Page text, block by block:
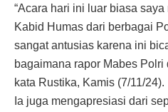
“Acara hari ini luar biasa
Kabid Humas dari berbagai
sangat antusias karena ini
bagaimana rapor Mabes Polri
kata Rustika, Kamis (7/11/24).
Ia juga mengapresiasi dari